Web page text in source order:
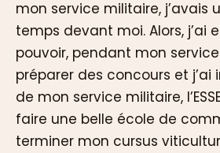
mon service militaire, j’avais
temps devant moi. Alors, j’ai
pouvoir, pendant mon
préparer des concours et j’ai
de mon service militaire,
faire une belle école de
terminer mon cursus